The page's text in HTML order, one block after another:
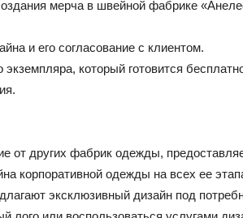
мерча в швейной фабрике
и его согласование с клиентом.
который готовится
от других фабрик одежды,
корпоративной одежды на всех ее
эксклюзивный дизайн под